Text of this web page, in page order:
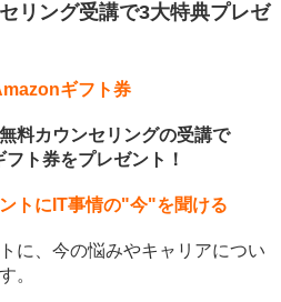
リング受講で3大特典プレゼ
ギフト券
無料カウンセリングの受講で
ト券をプレゼント！
トにIT事情の"今"を聞ける
に、今の悩みやキャリアについ
。